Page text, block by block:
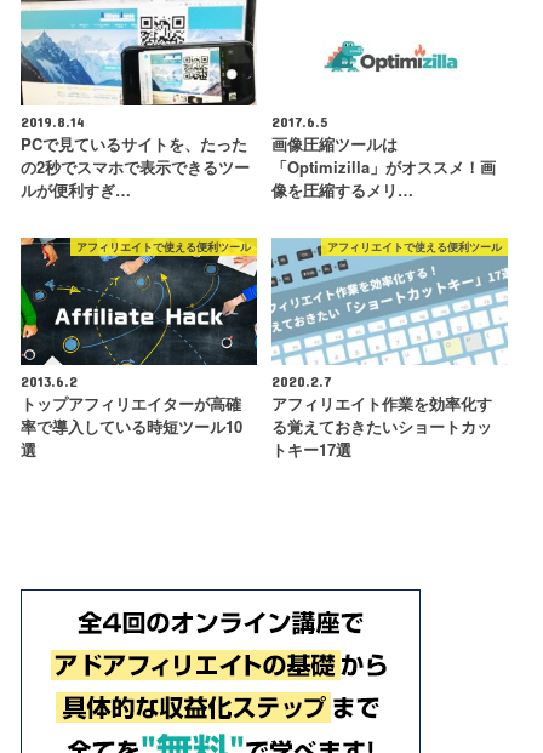
2019.8.14
PCで見ているサイトを、たった
の2秒でスマホで表示できるツー
ルが便利すぎ…
2017.6.5
画像圧縮ツールは
「Optimizilla」がオススメ！画
像を圧縮するメリ…
アフィリエイトで使える便利ツール
2013.6.2
トップアフィリエイターが高確
率で導入している時短ツール10
選
アフィリエイトで使える便利ツール
2020.2.7
アフィリエイト作業を効率化す
る覚えておきたいショートカッ
トキー17選